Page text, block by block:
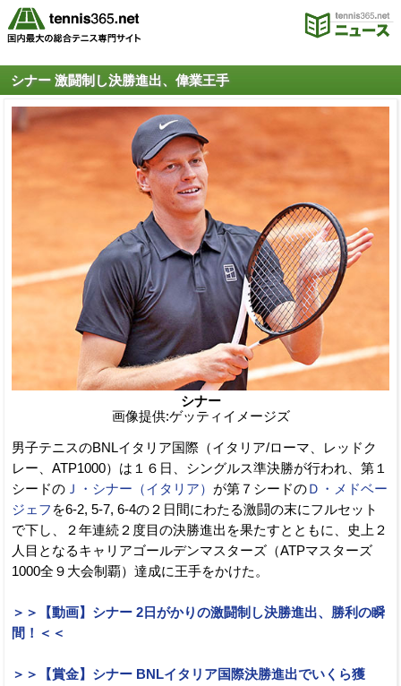
シナー 激闘制し決勝進出、偉業王手
シナー
画像提供:ゲッティイメージズ
男子テニスのBNLイタリア国際（イタリア/ローマ、レッドク
レー、ATP1000）は１６日、シングルス準決勝が行われ、第１
シードの Ｊ・シナー（イタリア） が第７シードのＤ・メドベー
ジェフ を6-2, 5-7, 6-4の２日間にわたる激闘の末にフルセット
で下し、２年連続２度目の決勝進出を果たすとともに、史上２
人目となるキャリアゴールデンマスターズ（ATPマスターズ
1000全９大会制覇）達成に王手をかけた。
＞＞【動画】シナー 2日がかりの激闘制し決勝進出、勝利の瞬
間！＜＜
＞＞【賞金】シナー BNLイタリア国際決勝進出でいくら獲